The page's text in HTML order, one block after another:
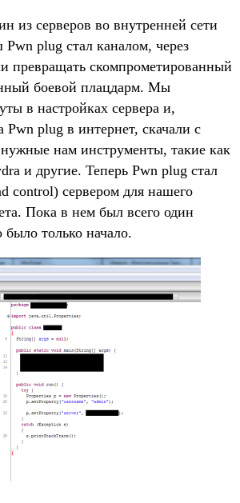
из серверов во внутренней сети
plug стал каналом, через
превращать скомпрометированный
боевой плацдарм. Мы
в настройках сервера и,
Pwn plug в интернет, скачали с
нужные нам инструменты, такие как
и другие. Теперь Pwn plug стал
control) сервером для нашего
Пока в нем был всего один
только начало.